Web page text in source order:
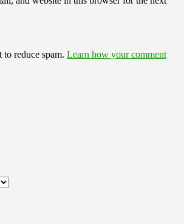
to reduce spam. Learn how your comment